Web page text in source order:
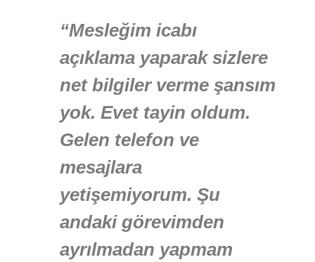
“Mesleğim icabı
açıklama yaparak sizlere
net bilgiler verme şansım
yok. Evet tayin oldum.
Gelen telefon ve
mesajlara
yetişemiyorum. Şu
andaki görevimden
ayrılmadan yapmam